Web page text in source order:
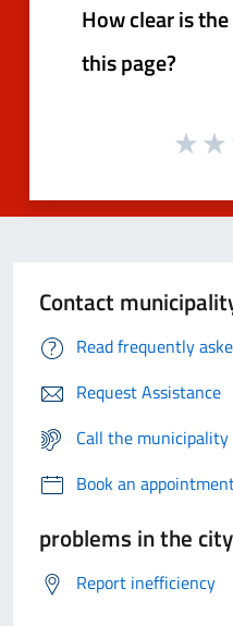
How clear is
this page?
Contact
Read frequently
Request Assistance
Call the
Book an
problems in the city
Report inefficiency